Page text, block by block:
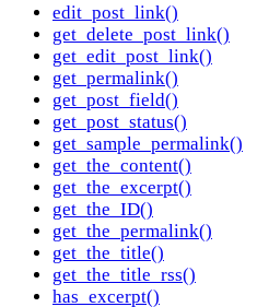
edit_post_link()
get_delete_post_link()
get_edit_post_link()
get_permalink()
get_post_field()
get_post_status()
get_sample_permalink()
get_the_content()
get_the_excerpt()
get_the_ID()
get_the_permalink()
get_the_title()
get_the_title_rss()
has_excerpt()